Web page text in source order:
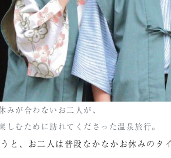
みが合わないお二人が、
しむために訪れてくださった温泉旅行。
と、お二人は普段なかなかお休みのタ